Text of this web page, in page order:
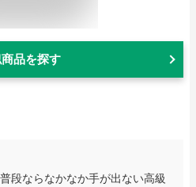
品を探す
段ならなかなか手が出ない高級